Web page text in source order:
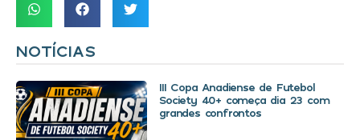
NOTÍCIAS
III Copa Anadiense de Futebol
Society 40+ começa dia 23 com
grandes confrontos